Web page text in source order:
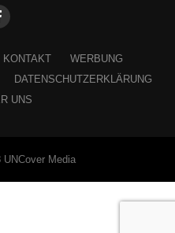
KONTAKT
WERBUNG
DATENSCHUTZERKLÄRUNG
UNS
Media